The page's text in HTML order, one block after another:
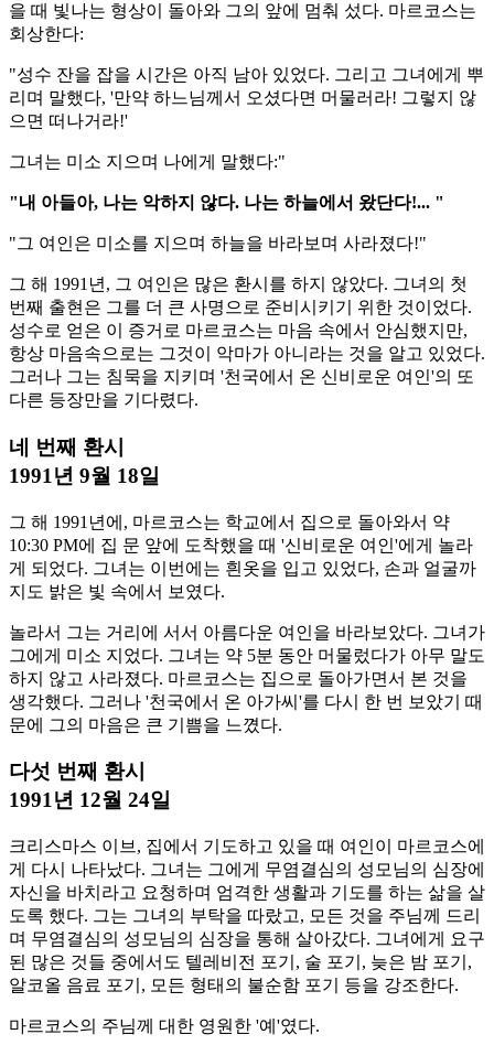
을 때 빛나는 형상이 돌아와 그의 앞에 멈춰 섰다. 마르코스는
회상한다:
"성수 잔을 잡을 시간은 아직 남아 있었다. 그리고 그녀에게 뿌
리며 말했다, '만약 하느님께서 오셨다면 머물러라! 그렇지 않
으면 떠나거라!'
그녀는 미소 지으며 나에게 말했다:"
"내 아들아, 나는 악하지 않다. 나는 하늘에서 왔단다!... "
"그 여인은 미소를 지으며 하늘을 바라보며 사라졌다!"
그 해 1991년, 그 여인은 많은 환시를 하지 않았다. 그녀의 첫
번째 출현은 그를 더 큰 사명으로 준비시키기 위한 것이었다.
성수로 얻은 이 증거로 마르코스는 마음 속에서 안심했지만,
항상 마음속으로는 그것이 악마가 아니라는 것을 알고 있었다.
그러나 그는 침묵을 지키며 '천국에서 온 신비로운 여인'의 또
다른 등장만을 기다렸다.
네 번째 환시
1991년 9월 18일
그 해 1991년에, 마르코스는 학교에서 집으로 돌아와서 약
10:30 PM에 집 문 앞에 도착했을 때 '신비로운 여인'에게 놀라
게 되었다. 그녀는 이번에는 흰옷을 입고 있었다, 손과 얼굴까
지도 밝은 빛 속에서 보였다.
놀라서 그는 거리에 서서 아름다운 여인을 바라보았다. 그녀가
그에게 미소 지었다. 그녀는 약 5분 동안 머물렀다가 아무 말도
하지 않고 사라졌다. 마르코스는 집으로 돌아가면서 본 것을
생각했다. 그러나 '천국에서 온 아가씨'를 다시 한 번 보았기 때
문에 그의 마음은 큰 기쁨을 느꼈다.
다섯 번째 환시
1991년 12월 24일
크리스마스 이브, 집에서 기도하고 있을 때 여인이 마르코스에
게 다시 나타났다. 그녀는 그에게 무염결심의 성모님의 심장에
자신을 바치라고 요청하며 엄격한 생활과 기도를 하는 삶을 살
도록 했다. 그는 그녀의 부탁을 따랐고, 모든 것을 주님께 드리
며 무염결심의 성모님의 심장을 통해 살아갔다. 그녀에게 요구
된 많은 것들 중에서도 텔레비전 포기, 술 포기, 늦은 밤 포기,
알코올 음료 포기, 모든 형태의 불순함 포기 등을 강조한다.
마르코스의 주님께 대한 영원한 '예'였다.